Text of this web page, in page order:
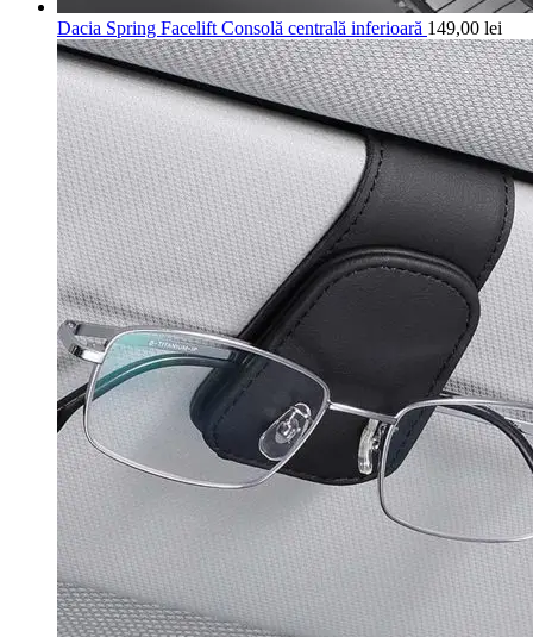
Dacia Spring Facelift Consolă centrală inferioară 149,00 lei